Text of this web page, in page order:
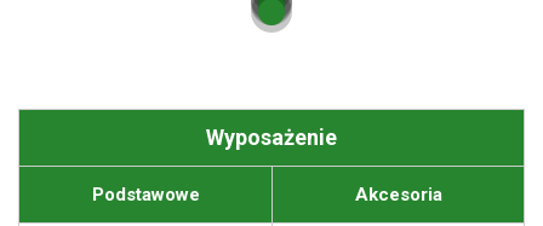
Wyposażenie
Podstawowe Akcesoria